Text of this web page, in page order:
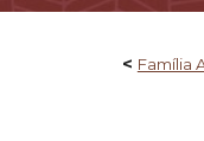
< Família